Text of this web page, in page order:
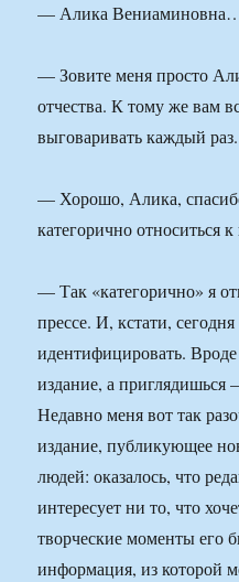
— Алика
— Зовите меня просто
отчества. К тому же вам
выговаривать каждый раз.
— Хорошо, Алика,
категорично относиться к
— Так «категорично» я
прессе. И, кстати,
идентифицировать.
издание, а приглядишься
Недавно меня вот так
издание, публикующее
людей: оказалось, что
интересует ни то, что
творческие моменты его
информация, из которой